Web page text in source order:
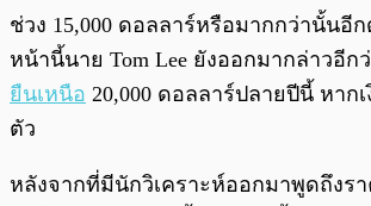
ช่วง 15,000 ดอลลาร์หรือมากกว่านั้นอี
หน้านี้นาย Tom Lee ยังออกมากล่าวอีก
ยืนเหนือ 20,000 ดอลลาร์ปลายปีนี้ หาก
ตัว
หลังจากที่มีนักวิเคราะห์ออกมาพูดถึงรา